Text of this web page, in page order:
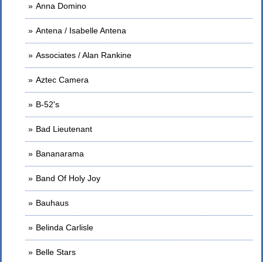
Anna Domino
Antena / Isabelle Antena
Associates / Alan Rankine
Aztec Camera
B-52's
Bad Lieutenant
Bananarama
Band Of Holy Joy
Bauhaus
Belinda Carlisle
Belle Stars